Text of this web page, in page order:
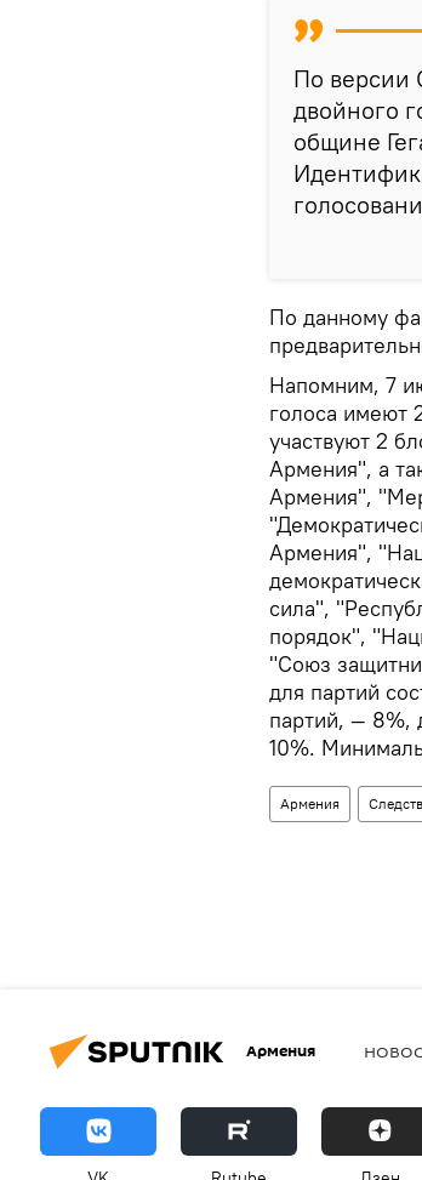
По версии
двойного
общине
По данному
Напомним, 7
голоса имеют
участвуют 2
Армения", а
Армения",
Армения",
сила",
порядок",
"Союз
для партий
партий, — 8%,
10%.
Армения
Армения